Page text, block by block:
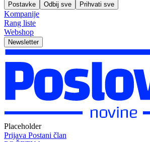
Postavke Odbij sve Prihvati sve
Kompanije
Rang liste
Webshop
Newsletter
Placeholder
Prijava Postani član